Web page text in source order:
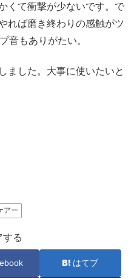
くて衝撃が少ないです。で
れば磨き終わりの感触がツ
音もありがたい。
ました。大事に使いたいと
アー
する
はてブ